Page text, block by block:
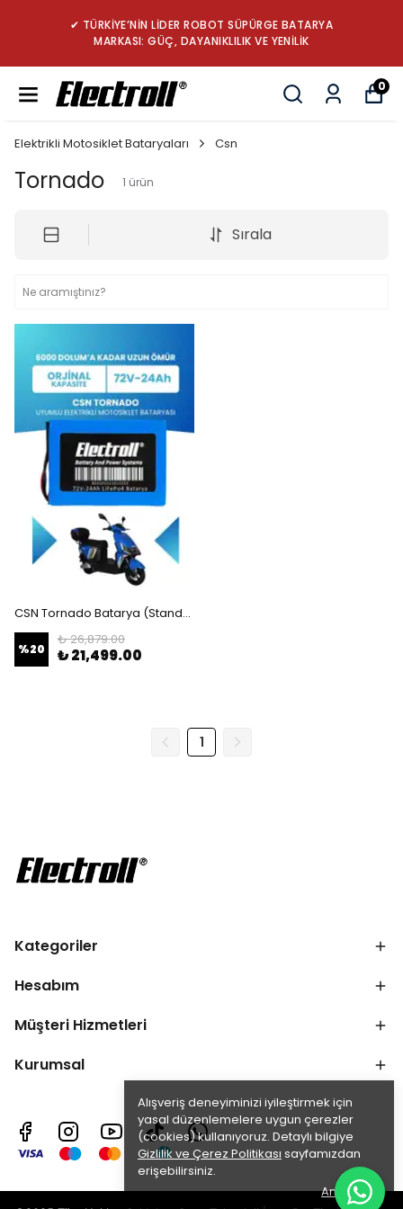
✔ TÜRKİYE’NİN LİDER ROBOT SÜPÜRGE BATARYA
MARKASI: GÜÇ, DAYANIKLILIK VE YENİLİK
0
Alışveriş deneyiminizi iyileştirmek için
yasal düzenlemelere uygun çerezler
(cookies) kullanıyoruz. Detaylı bilgiye
Gizlilik ve Çerez Politikası sayfamızdan
erişebilirsiniz.
Anladım
Elektrikli Motosiklet Bataryaları Csn
Tornado 1 ürün
Sırala
CSN Tornado Batarya (Standart Kapasite) LiFePO4 72V 24Ah Elektrikli Motosiklet Bataryası
%20
₺ 26,879.00
₺ 21,499.00
1
Kategoriler
Hesabım
Müşteri Hizmetleri
Kurumsal